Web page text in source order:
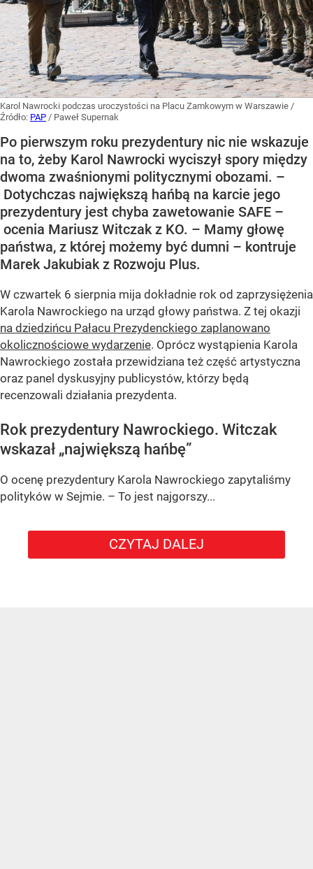
Karol Nawrocki podczas uroczystości na Placu Zamkowym w Warszawie /
Źródło: PAP / Paweł Supernak
Po pierwszym roku prezydentury nic nie wskazuje
na to, żeby Karol Nawrocki wyciszył spory między
dwoma zwaśnionymi politycznymi obozami. –
Dotychczas największą hańbą na karcie jego
prezydentury jest chyba zawetowanie SAFE –
ocenia Mariusz Witczak z KO. – Mamy głowę
państwa, z której możemy być dumni – kontruje
Marek Jakubiak z Rozwoju Plus.
W czwartek 6 sierpnia mija dokładnie rok od zaprzysiężenia
Karola Nawrockiego na urząd głowy państwa. Z tej okazji
na dziedzińcu Pałacu Prezydenckiego zaplanowano
okolicznościowe wydarzenie. Oprócz wystąpienia Karola
Nawrockiego została przewidziana też część artystyczna
oraz panel dyskusyjny publicystów, którzy będą
recenzowali działania prezydenta.
Rok prezydentury Nawrockiego. Witczak
wskazał „największą hańbę”
O ocenę prezydentury Karola Nawrockiego zapytaliśmy
polityków w Sejmie. – To jest najgorszy...
CZYTAJ DALEJ